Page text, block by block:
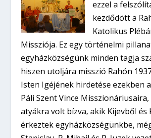
ezzel a
kezdődött a
Katolikus
Missziója. Ez egy történelmi
egyházközségünk minden tagja
hiszen utoljára misszió Rahón
Isten Igéjének hirdetése ezekben
Páli Szent Vince
atyákra volt bízva, akik Kijevből és
érkeztek egyházközségünkbe,